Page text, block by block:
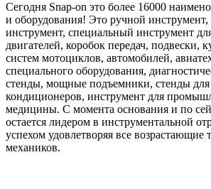
Сегодня Snap-on это более 16000
и оборудования! Это ручной
инструмент, специальный инструмент
двигателей, коробок передач, подвески,
систем мотоциклов, автомобилей,
специального оборудования,
стенды, мощные подъемники, стенды для
кондиционеров, инструмент для
медицины. С момента основания и по сей
остается лидером в инструментальной
успехом удовлетворяя все возрастающие
механиков.